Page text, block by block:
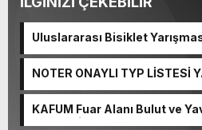
Uluslararası Bisiklet
NOTER ONAYLI TYP LİSTESİ
KAFUM Fuar Alanı Bulut ve
Şenlendi.